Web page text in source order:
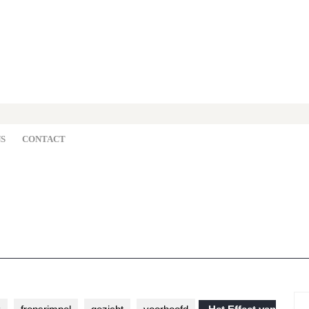
CONTACT